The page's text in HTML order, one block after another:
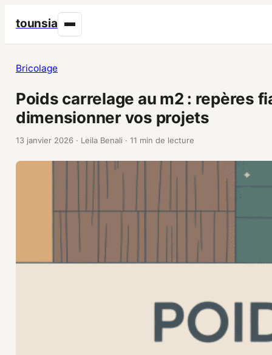
tounsia
Bricolage
Poids carrelage au m2 : repères
dimensionner vos projets
13 janvier 2026 · Leila Benali · 11 min de lecture